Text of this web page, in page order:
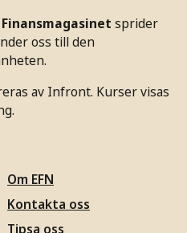
sprider
oss till den
av Infront. Kurser visas
Om EFN
Kontakta oss
Tipsa oss